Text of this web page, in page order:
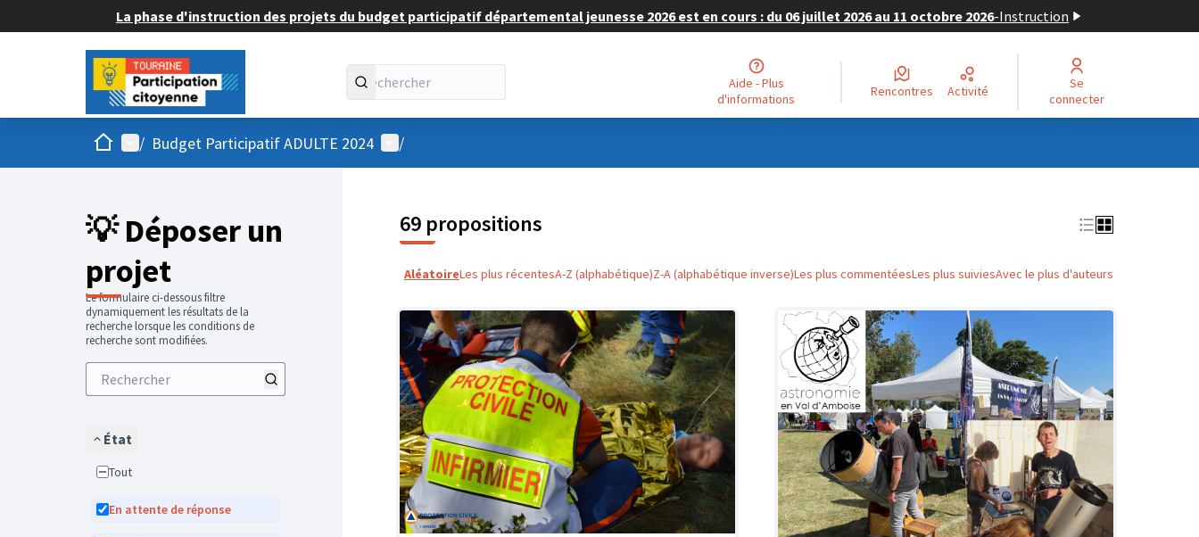
La phase d'instruction des projets du budget participatif départemental jeunesse 2026 est en cours : du 06 juillet 2026 au 11 octobre 2026-Instruction
Aide - Plus
d'informations
Rencontres Activité
Se
connecter
AccueilMenu principal
/ Budget Participatif ADULTE 2024 Menu utilisateur
/
💡 Déposer un
projet
Le formulaire ci-dessous filtre
dynamiquement les résultats de la
recherche lorsque les conditions de
recherche sont modifiées.
État
Tout
En attente de réponse
69 propositions
AléatoireLes plus récentesA-Z (alphabétique)Z-A (alphabétique inverse)Les plus commentéesLes plus suiviesAvec le plus d'auteurs